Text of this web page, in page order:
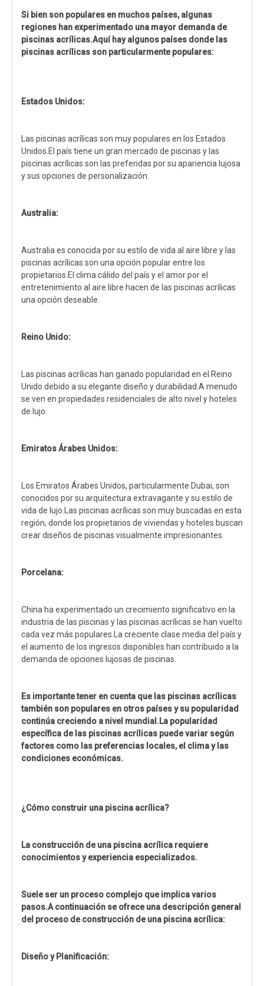
Si bien son populares en muchos países, algunas
regiones han experimentado una mayor demanda de
piscinas acrílicas.Aquí hay algunos países donde las
piscinas acrílicas son particularmente populares:
Estados Unidos:
Las piscinas acrílicas son muy populares en los Estados
Unidos.El país tiene un gran mercado de piscinas y las
piscinas acrílicas son las preferidas por su apariencia lujosa
y sus opciones de personalización.
Australia:
Australia es conocida por su estilo de vida al aire libre y las
piscinas acrílicas son una opción popular entre los
propietarios.El clima cálido del país y el amor por el
entretenimiento al aire libre hacen de las piscinas acrílicas
una opción deseable.
Reino Unido:
Las piscinas acrílicas han ganado popularidad en el Reino
Unido debido a su elegante diseño y durabilidad.A menudo
se ven en propiedades residenciales de alto nivel y hoteles
de lujo.
Emiratos Árabes Unidos:
Los Emiratos Árabes Unidos, particularmente Dubai, son
conocidos por su arquitectura extravagante y su estilo de
vida de lujo.Las piscinas acrílicas son muy buscadas en esta
región, donde los propietarios de viviendas y hoteles buscan
crear diseños de piscinas visualmente impresionantes.
Porcelana:
China ha experimentado un crecimiento significativo en la
industria de las piscinas y las piscinas acrílicas se han vuelto
cada vez más populares.La creciente clase media del país y
el aumento de los ingresos disponibles han contribuido a la
demanda de opciones lujosas de piscinas.
Es importante tener en cuenta que las piscinas acrílicas
también son populares en otros países y su popularidad
continúa creciendo a nivel mundial.La popularidad
específica de las piscinas acrílicas puede variar según
factores como las preferencias locales, el clima y las
condiciones económicas.
¿Cómo construir una piscina acrílica?
La construcción de una piscina acrílica requiere
conocimientos y experiencia especializados.
Suele ser un proceso complejo que implica varios
pasos.A continuación se ofrece una descripción general
del proceso de construcción de una piscina acrílica:
Diseño y Planificación: